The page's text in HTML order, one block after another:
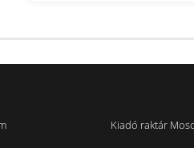
Kiadó raktár